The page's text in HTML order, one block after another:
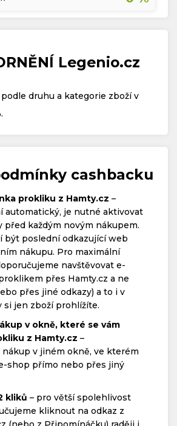
Legenio.cz
druhu a kategorie zboží v
cashbacku
prokliku z Hamty.cz –
automatický, je nutné aktivovat
před každým novým nákupem.
být poslední odkazující web
nákupu. Pro maximální
navštěvovat e-
přes Hamty.cz a ne
přes jiné odkazy) a to i v
si jen zboží prohlížíte.
v okně, které se vám
z Hamty.cz –
v jiném okně, ve kterém
shop přímo nebo přes jiný
kliků – pro větší spolehlivost
kliknout na odkaz z